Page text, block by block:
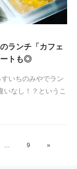
ランチ「カフェ
ートも◎
いちのみやでラン
いなし！？というこ
… 9 »